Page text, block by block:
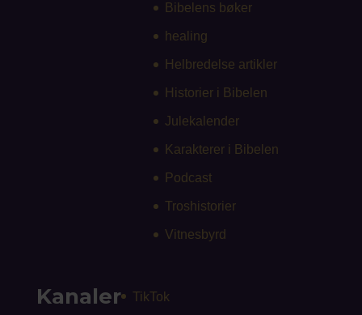
Bibelens bøker
healing
Helbredelse artikler
Historier i Bibelen
Julekalender
Karakterer i Bibelen
Podcast
Troshistorier
Vitnesbyrd
Kanaler TikTok